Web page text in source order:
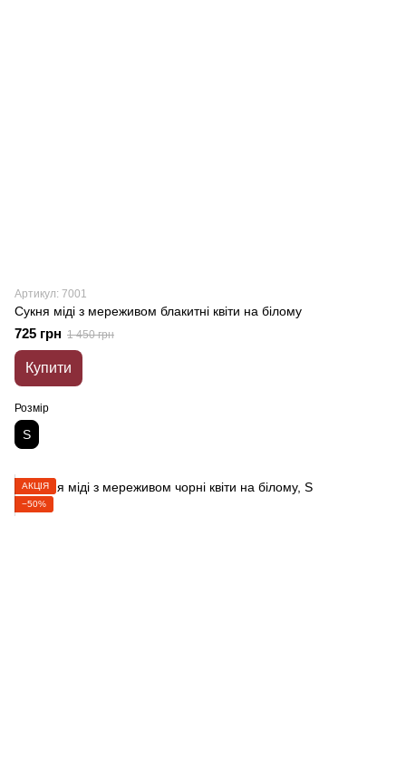
Артикул: 7001
Сукня міді з мереживом блакитні квіти на білому
725 грн 1 450 грн
Купити
Розмір
S
АКЦІЯ
−50%